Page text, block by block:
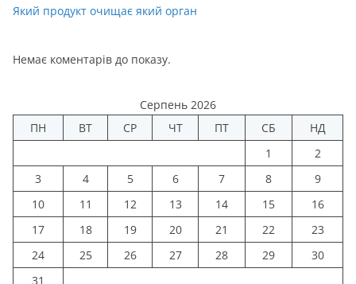
Який продукт очищає який орган
Немає коментарів до показу.
Серпень 2026
ПН
ВТ СР ЧТ ПТ СБ
НД
1
2
3
4 5 6 7 8
9
10
11 12 13 14 15
16
17
18 19 20 21 22
23
24
25 26 27 28 29
30
31